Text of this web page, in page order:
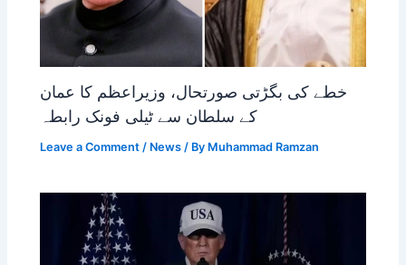
خطے کی بگڑتی صورتحال، وزیراعظم کا عمان
کے سلطان سے ٹیلی فونک رابطہ
Leave a Comment / News / By Muhammad Ramzan